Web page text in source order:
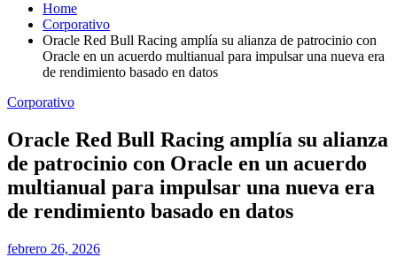
Home
Corporativo
Oracle Red Bull Racing amplía su alianza de patrocinio con
Oracle en un acuerdo multianual para impulsar una nueva era
de rendimiento basado en datos
Corporativo
Oracle Red Bull Racing amplía su alianza
de patrocinio con Oracle en un acuerdo
multianual para impulsar una nueva era
de rendimiento basado en datos
febrero 26, 2026